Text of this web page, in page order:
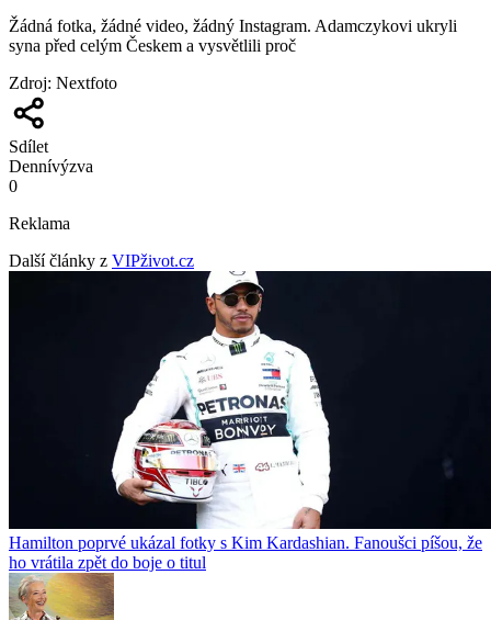
Žádná fotka, žádné video, žádný Instagram. Adamczykovi ukryli
syna před celým Českem a vysvětlili proč
Zdroj: Nextfoto
Sdílet
Dennívýzva
0
Reklama
Další články z VIPživot.cz
Hamilton poprvé ukázal fotky s Kim Kardashian. Fanoušci píšou, že
ho vrátila zpět do boje o titul